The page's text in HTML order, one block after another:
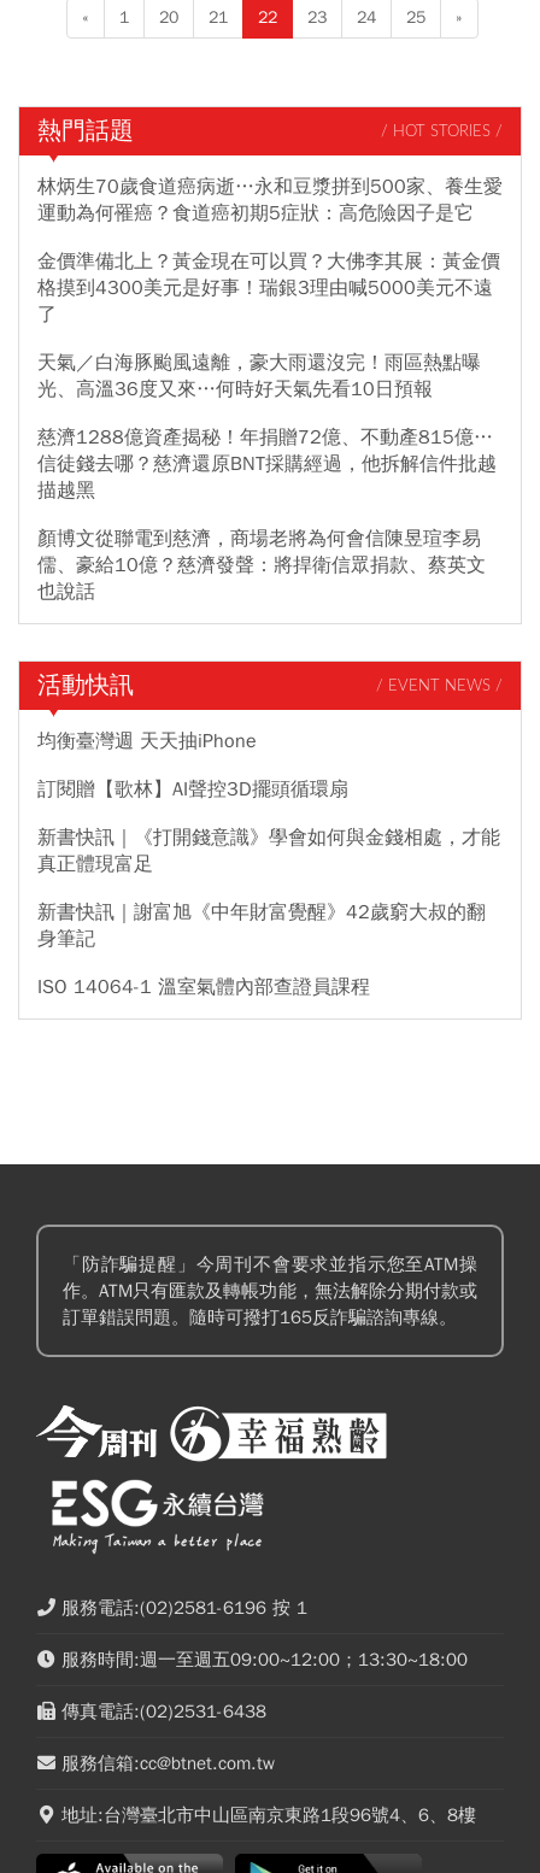
« 1 20 21 22 23 24 25 »
熱門話題 / HOT STORIES /
林炳生70歲食道癌病逝…永和豆漿拼到500家、養生愛
運動為何罹癌？食道癌初期5症狀：高危險因子是它
金價準備北上？黃金現在可以買？大佛李其展：黃金價
格摸到4300美元是好事！瑞銀3理由喊5000美元不遠
了
天氣／白海豚颱風遠離，豪大雨還沒完！雨區熱點曝
光、高溫36度又來…何時好天氣先看10日預報
慈濟1288億資產揭秘！年捐贈72億、不動產815億…
信徒錢去哪？慈濟還原BNT採購經過，他拆解信件批越
描越黑
顏博文從聯電到慈濟，商場老將為何會信陳昱瑄李易
儒、豪給10億？慈濟發聲：將捍衛信眾捐款、蔡英文
也說話
活動快訊 / EVENT NEWS /
均衡臺灣週 天天抽iPhone
訂閱贈【歌林】AI聲控3D擺頭循環扇
新書快訊｜《打開錢意識》學會如何與金錢相處，才能
真正體現富足
新書快訊｜謝富旭《中年財富覺醒》42歲窮大叔的翻
身筆記
ISO 14064-1 溫室氣體內部查證員課程
「防詐騙提醒」今周刊不會要求並指示您至ATM操
作。ATM只有匯款及轉帳功能，無法解除分期付款或
訂單錯誤問題。隨時可撥打165反詐騙諮詢專線。
服務電話:(02)2581-6196 按 1
服務時間:週一至週五09:00~12:00；13:30~18:00
傳真電話:(02)2531-6438
服務信箱:cc@btnet.com.tw
地址:台灣臺北市中山區南京東路1段96號4、6、8樓